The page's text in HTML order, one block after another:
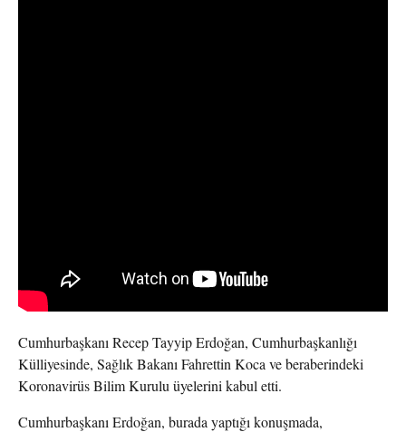
Cumhurbaşkanı Recep Tayyip Erdoğan, Cumhurbaşkanlığı
Külliyesinde, Sağlık Bakanı Fahrettin Koca ve beraberindeki
Koronavirüs Bilim Kurulu üyelerini kabul etti.
Cumhurbaşkanı Erdoğan, burada yaptığı konuşmada,